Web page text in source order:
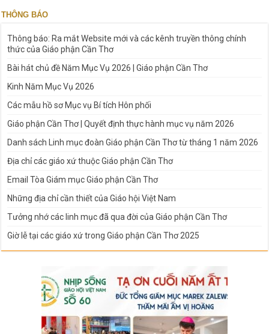
THÔNG BÁO
Thông báo: Ra mắt Website mới và các kênh truyền thông chính
thức của Giáo phận Cần Thơ
Bài hát chủ đề Năm Mục Vụ 2026 | Giáo phận Cần Thơ
Kinh Năm Mục Vụ 2026
Các mẫu hồ sơ Mục vụ Bí tích Hôn phối
Giáo phận Cần Thơ | Quyết định thực hành mục vụ năm 2026
Danh sách Linh mục đoàn Giáo phận Cần Thơ từ tháng 1 năm 2026
Địa chỉ các giáo xứ thuộc Giáo phận Cần Thơ
Email Tòa Giám mục Giáo phận Cần Thơ
Những địa chỉ cần thiết của Giáo hội Việt Nam
Tưởng nhớ các linh mục đã qua đời của Giáo phận Cần Thơ
Giờ lễ tại các giáo xứ trong Giáo phận Cần Thơ 2025